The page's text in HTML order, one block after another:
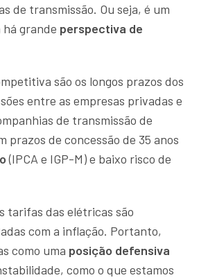
de transmissão. Ou seja, é um
grande perspectiva de
são os longos prazos dos
entre as empresas privadas e
de transmissão de
prazos de concessão de 35 anos
(IPCA e IGP-M) e baixo risco de
tarifas das elétricas são
com a inflação. Portanto,
como uma posição defensiva
como o que estamos